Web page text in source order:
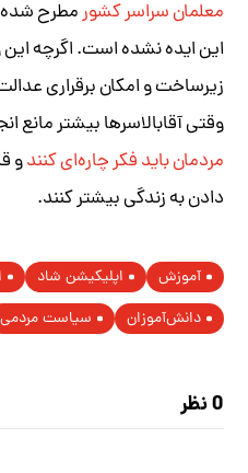
معلمان سراسر کشورمطرح شده
این ایده‌ نشده است. اگرچه
زیرساخت و امکان برقراری
وقتی آقابالاسرها بیشتر مانع
مردمان باید فکر چاره‌ای کنندو
دادن به زندگی بیشتر کنند.
آموزش اپلیکیشن شاد
دانش‌آموزان
سیاست مردمی
0 نظر